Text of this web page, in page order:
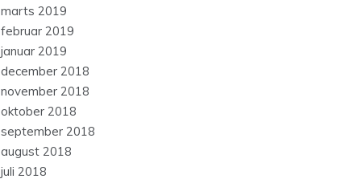
marts 2019
februar 2019
januar 2019
december 2018
november 2018
oktober 2018
september 2018
august 2018
juli 2018